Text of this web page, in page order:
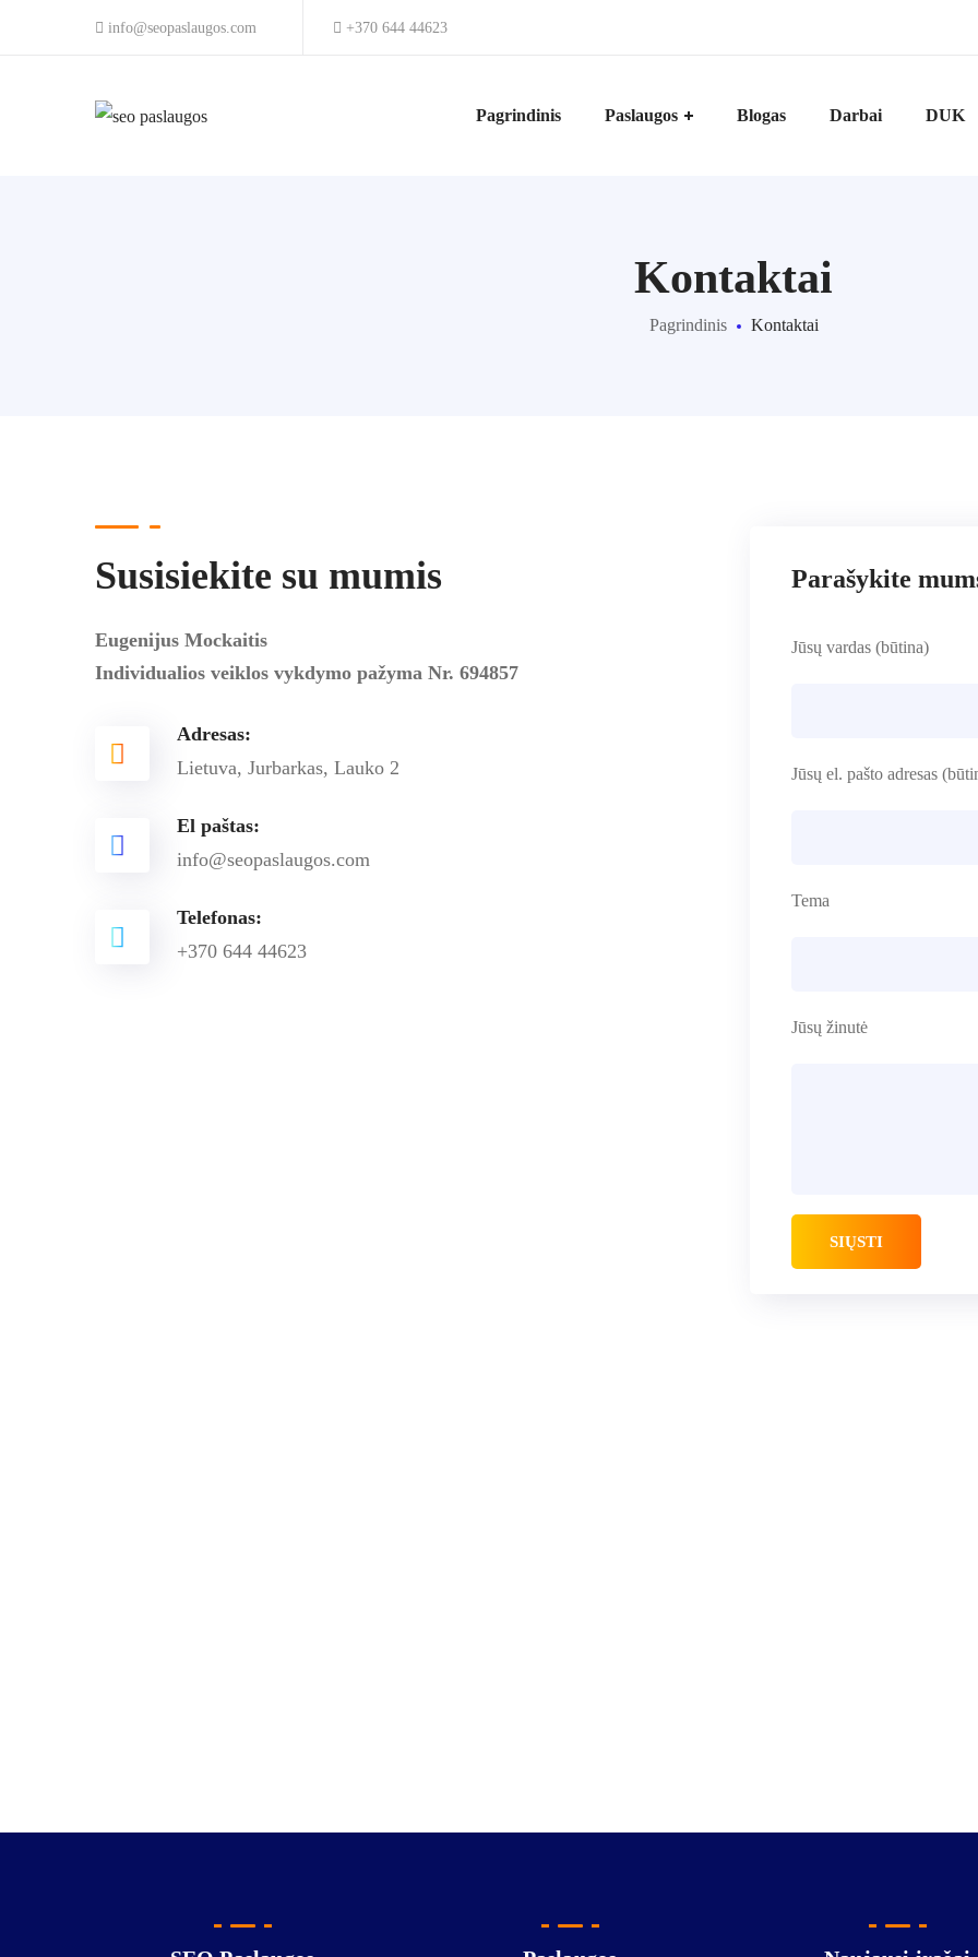
info@seopaslaugos.com +370 644 44623
Pagrindinis Paslaugos Blogas Darbai DUK
Kontaktai
Pagrindinis Kontaktai
Susisiekite su mumis
Eugenijus Mockaitis
Individualios veiklos vykdymo pažyma Nr. 694857
Adresas:
Lietuva, Jurbarkas, Lauko 2
El paštas:
info@seopaslaugos.com
Telefonas:
+370 644 44623
Parašykite
Jūsų vardas (būtina)
Jūsų el. pašto adresas
Tema
Jūsų žinutė